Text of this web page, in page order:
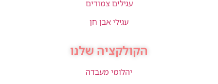
עגילים צמודים
עגילי אבן חן
הקולקציה שלנו
יהלומי מעבדה